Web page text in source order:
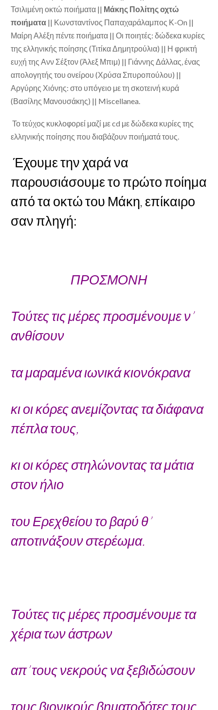
Τσιλιμένη οκτώ ποιήματα || Μάκης Πολίτης οχτώ
ποιήματα || Κωνσταντίνος Παπαχαράλαμπος Κ-On ||
Μαίρη Αλέξη πέντε ποιήματα || Οι ποιητές: δώδεκα κυρίες
της ελληνικής ποίησης (Τιτίκα Δημητρούλια) || Η φρικτή
ευχή της Ανν Σέξτον (Άλεξ Μπιμ) || Γιάννης Δάλλας, ένας
απολογητής του ονείρου (Χρύσα Σπυροπούλου) ||
Αργύρης Χιόνης: στο υπόγειο με τη σκοτεινή κυρά
(Βασίλης Μανουσάκης) || Miscellanea.
Το τεύχος κυκλοφορεί μαζί με cd με δώδεκα κυρίες της
ελληνικής ποίησης που διαβάζουν ποιήματά τους.
Έχουμε την χαρά να
παρουσιάσουμε το πρώτο ποίημα
από τα οκτώ του Μάκη, επίκαιρο
σαν πληγή:
ΠΡΟΣΜΟΝΗ
Τούτες τις μέρες προσμένουμε ν’
ανθίσουν
τα μαραμένα ιωνικά κιονόκρανα
κι οι κόρες ανεμίζοντας τα διάφανα
πέπλα τους,
κι οι κόρες στηλώνοντας τα μάτια
στον ήλιο
του Ερεχθείου το βαρύ θ’
αποτινάξουν στερέωμα.
Τούτες τις μέρες προσμένουμε τα
χέρια των άστρων
απ’ τους νεκρούς να ξεβιδώσουν
τους βιονικούς βηματοδότες τους